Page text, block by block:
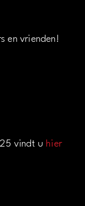
en vrienden!
vindt uhier